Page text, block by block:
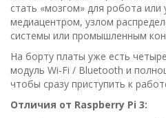
стать «мозгом» для робота или
медиацентром, узлом
системы или промышленным
На борту платы уже есть
модуль Wi-Fi / Bluetooth и
чтобы сразу приступить к
Отличия от Raspberry Pi 3: